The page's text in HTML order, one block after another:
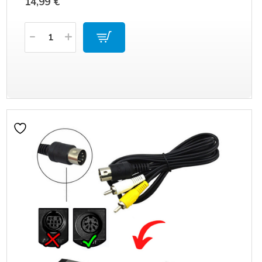
Količina